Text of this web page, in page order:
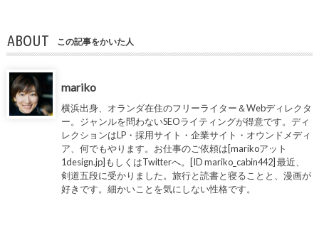
ABOUT この記事をかいた人
mariko
横浜出身、オランダ在住のフリーライター＆Webディレクタ
ー。ジャンルを問わないSEOライティングが得意です。ディ
レクションはLP・採用サイト・企業サイト・オウンドメディ
ア、何でもやります。お仕事のご依頼は[marikoアット
1design.jp]もしくはTwitterへ。[ID mariko_cabin442] 最近、
剣道五段に受かりました。旅行と読書と寝ることと、漫画が
好きです。細かいことを気にしない性格です。